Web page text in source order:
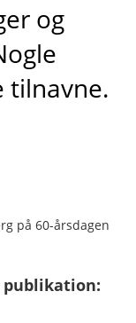
og
tilnavne.
på 60-årsdagen
publikation: